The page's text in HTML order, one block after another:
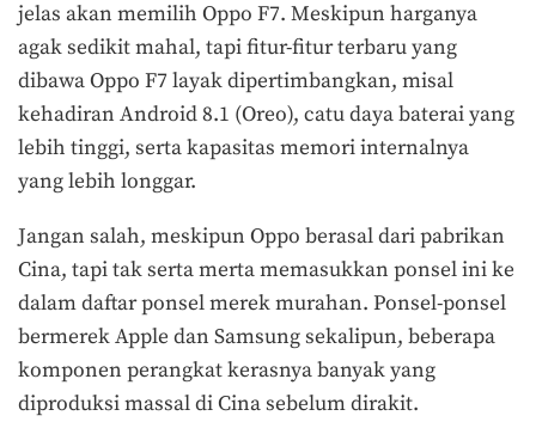
jelas akan memilih Oppo F7. Meskipun harganya
agak sedikit mahal, tapi fitur-fitur terbaru yang
dibawa Oppo F7 layak dipertimbangkan, misal
kehadiran Android 8.1 (Oreo), catu daya baterai yang
lebih tinggi, serta kapasitas memori internalnya
yang lebih longgar.
Jangan salah, meskipun Oppo berasal dari pabrikan
Cina, tapi tak serta merta memasukkan ponsel ini ke
dalam daftar ponsel merek murahan. Ponsel-ponsel
bermerek Apple dan Samsung sekalipun, beberapa
komponen perangkat kerasnya banyak yang
diproduksi massal di Cina sebelum dirakit.